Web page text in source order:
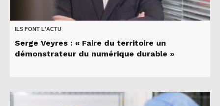
ILS FONT L'ACTU
Serge Veyres : « Faire du territoire un
démonstrateur du numérique durable »